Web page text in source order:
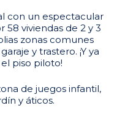
con un espectacular
viviendas de 2 y 3
zonas comunes
y trastero. ¡Y ya
piso piloto!
de juegos infantil,
y áticos.